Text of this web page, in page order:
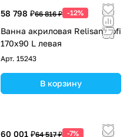
58 798 ₽66 816 ₽ -12%
Ванна акриловая Relisan Sofi
170х90 L левая
Арт. 15243
В корзину
60 001 ₽64 517 ₽ -7%